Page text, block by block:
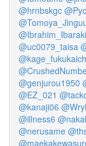
@hrnbskgc
@Ibrahim_Ibaraki
@uc0079_taisa
@genjurou1950
@EZ_021
@kanaji06
@illness6
@nerusame